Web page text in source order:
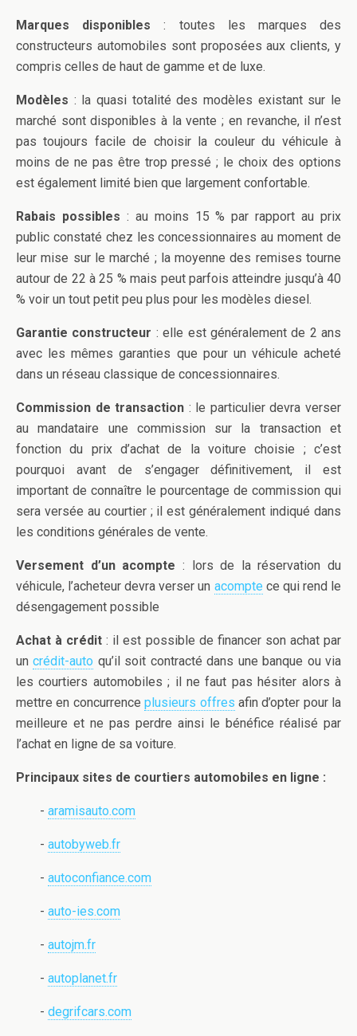
Marques disponibles : toutes les marques des
constructeurs automobiles sont proposées aux clients, y
compris celles de haut de gamme et de luxe.
Modèles : la quasi totalité des modèles existant sur le
marché sont disponibles à la vente ; en revanche, il n’est
pas toujours facile de choisir la couleur du véhicule à
moins de ne pas être trop pressé ; le choix des options
est également limité bien que largement confortable.
Rabais possibles : au moins 15 % par rapport au prix
public constaté chez les concessionnaires au moment de
leur mise sur le marché ; la moyenne des remises tourne
autour de 22 à 25 % mais peut parfois atteindre jusqu’à 40
% voir un tout petit peu plus pour les modèles diesel.
Garantie constructeur : elle est généralement de 2 ans
avec les mêmes garanties que pour un véhicule acheté
dans un réseau classique de concessionnaires.
Commission de transaction : le particulier devra verser
au mandataire une commission sur la transaction et
fonction du prix d’achat de la voiture choisie ; c’est
pourquoi avant de s’engager définitivement, il est
important de connaître le pourcentage de commission qui
sera versée au courtier ; il est généralement indiqué dans
les conditions générales de vente.
Versement d’un acompte : lors de la réservation du
véhicule, l’acheteur devra verser un acompte ce qui rend le
désengagement possible
Achat à crédit : il est possible de financer son achat par
uncrédit-auto qu’il soit contracté dans une banque ou via
les courtiers automobiles ; il ne faut pas hésiter alors à
mettre en concurrenceplusieurs offres afin d’opter pour la
meilleure et ne pas perdre ainsi le bénéfice réalisé par
l’achat en ligne de sa voiture.
Principaux sites de courtiers automobiles en ligne :
- aramisauto.com
- autobyweb.fr
- autoconfiance.com
- auto-ies.com
- autojm.fr
- autoplanet.fr
- degrifcars.com